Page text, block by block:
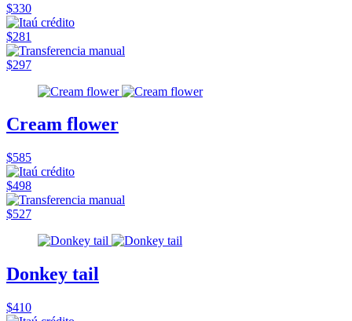
$330
$281
$297
Cream flower
$585
$498
$527
Donkey tail
$410